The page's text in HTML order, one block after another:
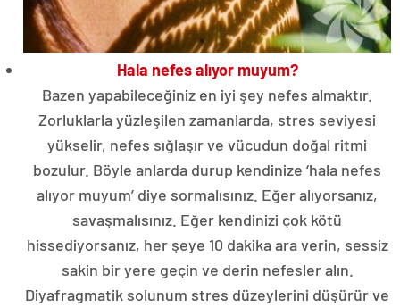
Hala nefes alıyor muyum?
Bazen yapabileceğiniz en iyi şey nefes almaktır.
Zorluklarla yüzleşilen zamanlarda, stres seviyesi
yükselir, nefes sığlaşır ve vücudun doğal ritmi
bozulur. Böyle anlarda durup kendinize ‘hala nefes
alıyor muyum’ diye sormalısınız. Eğer alıyorsanız,
savaşmalısınız. Eğer kendinizi çok kötü
hissediyorsanız, her şeye 10 dakika ara verin, sessiz
sakin bir yere geçin ve derin nefesler alın.
Diyafragmatik solunum stres düzeylerini düşürür ve